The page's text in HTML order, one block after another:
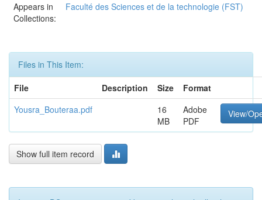
Appears in
Collections:
Faculté des Sciences et de la technologie (FST)
Files in This Item:
File
Description Size
Format
Yousra_Bouteraa.pdf
16
MB
Adobe
PDF
View/
Show full item record